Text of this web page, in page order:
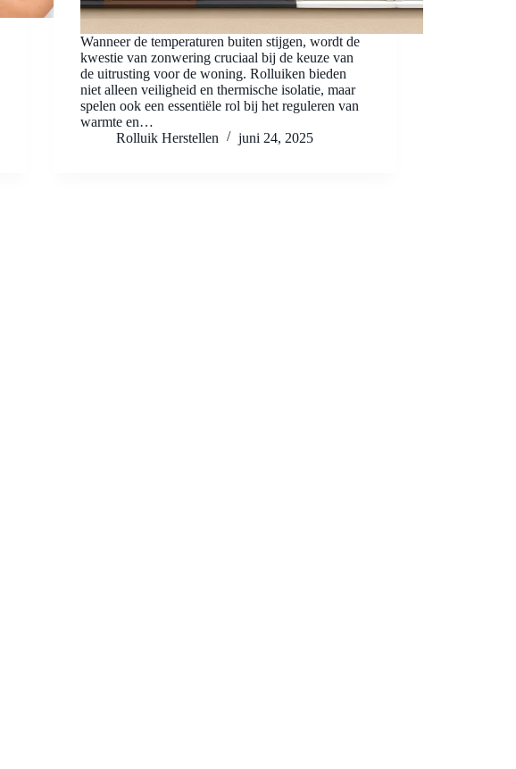
Wanneer de temperaturen buiten stijgen, wordt de
kwestie van zonwering cruciaal bij de keuze van
de uitrusting voor de woning. Rolluiken bieden
niet alleen veiligheid en thermische isolatie, maar
spelen ook een essentiële rol bij het reguleren van
warmte en…
Rolluik Herstellen
juni 24, 2025